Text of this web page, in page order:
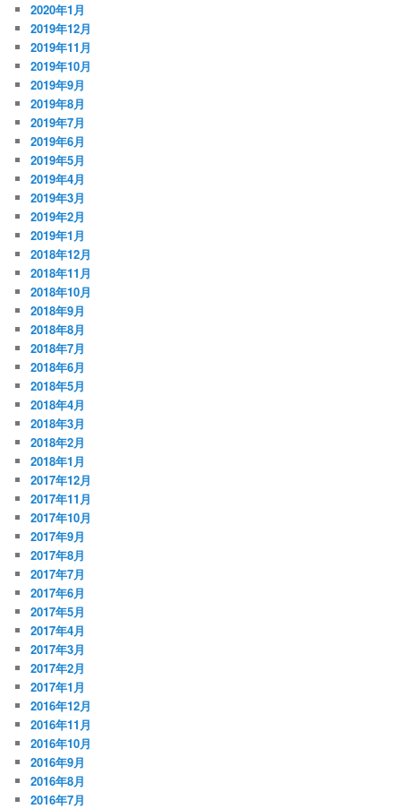
2020年1月
2019年12月
2019年11月
2019年10月
2019年9月
2019年8月
2019年7月
2019年6月
2019年5月
2019年4月
2019年3月
2019年2月
2019年1月
2018年12月
2018年11月
2018年10月
2018年9月
2018年8月
2018年7月
2018年6月
2018年5月
2018年4月
2018年3月
2018年2月
2018年1月
2017年12月
2017年11月
2017年10月
2017年9月
2017年8月
2017年7月
2017年6月
2017年5月
2017年4月
2017年3月
2017年2月
2017年1月
2016年12月
2016年11月
2016年10月
2016年9月
2016年8月
2016年7月